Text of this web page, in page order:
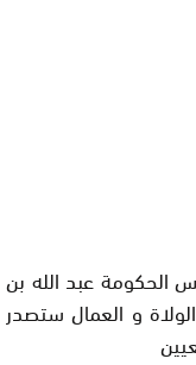
الحكومة عبد الله بن
و العمال ستصدر